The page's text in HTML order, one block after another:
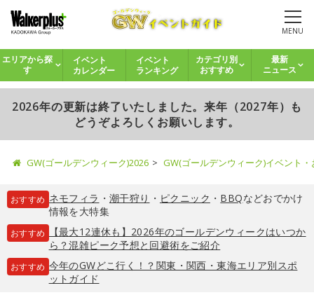
MENU
エリアから探
す
イベント
カレンダー
イベント
ランキング
カテゴリ別
おすすめ
最新
ニュース
2026年の更新は終了いたしました。来年（2027年）も
どうぞよろしくお願いします。
GW(ゴールデンウィーク)2026 GW(ゴールデンウィーク)イベント
おすすめ ネモフィラ ・ 潮干狩り ・ ピクニック ・ BBQなどおでかけ
情報を大特集
おすすめ
【最大12連休も】2026年のゴールデンウィークはいつか
ら？混雑ピーク予想と回避術をご紹介
おすすめ 今年のGWどこ行く！？関東・関西・東海エリア別スポ
ットガイド